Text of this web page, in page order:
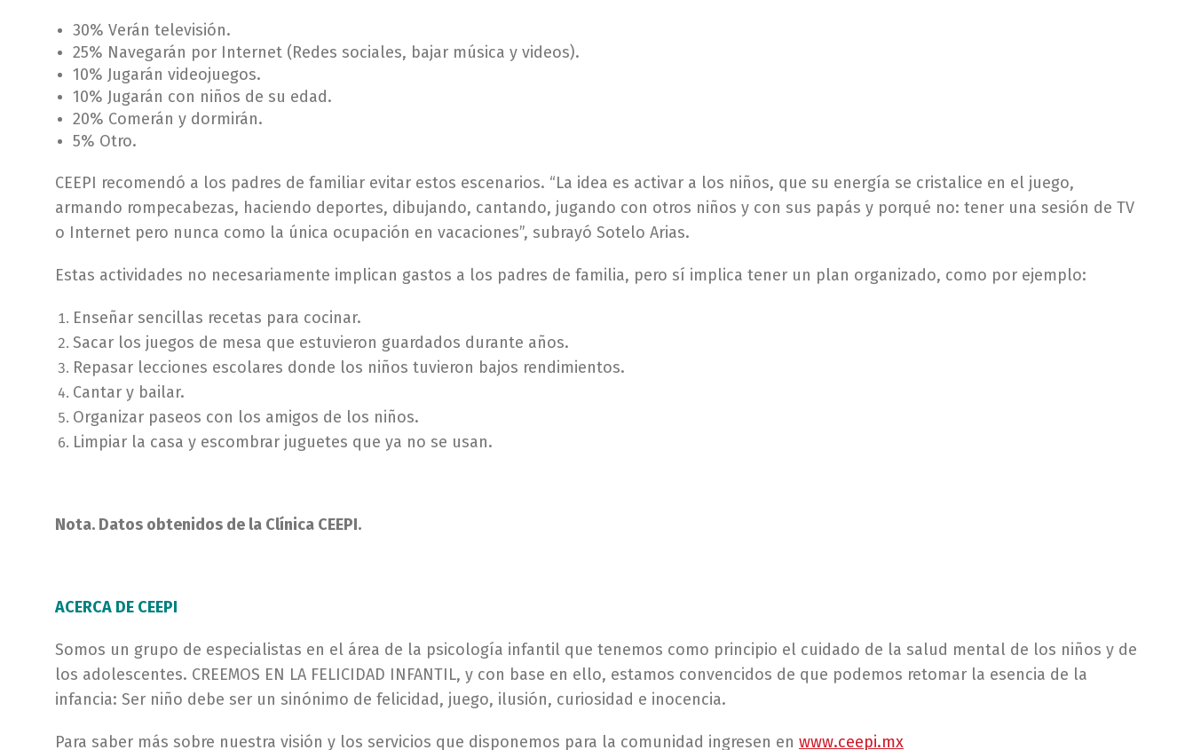
30% Verán televisión.
25% Navegarán por Internet (Redes sociales, bajar música y videos).
10% Jugarán videojuegos.
10% Jugarán con niños de su edad.
20% Comerán y dormirán.
5% Otro.
CEEPI recomendó a los padres de familiar evitar estos escenarios. “La idea es activar a los niños, que su energía se cristalice en el juego,
armando rompecabezas, haciendo deportes, dibujando, cantando, jugando con otros niños y con sus papás y porqué no: tener una sesión de TV
o Internet pero nunca como la única ocupación en vacaciones”, subrayó Sotelo Arias.
Estas actividades no necesariamente implican gastos a los padres de familia, pero sí implica tener un plan organizado, como por ejemplo:
Enseñar sencillas recetas para cocinar.
Sacar los juegos de mesa que estuvieron guardados durante años.
Repasar lecciones escolares donde los niños tuvieron bajos rendimientos.
Cantar y bailar.
Organizar paseos con los amigos de los niños.
Limpiar la casa y escombrar juguetes que ya no se usan.
Nota. Datos obtenidos de la Clínica CEEPI.
ACERCA DE CEEPI
Somos un grupo de especialistas en el área de la psicología infantil que tenemos como principio el cuidado de la salud mental de los niños y de
los adolescentes. CREEMOS EN LA FELICIDAD INFANTIL, y con base en ello, estamos convencidos de que podemos retomar la esencia de la
infancia: Ser niño debe ser un sinónimo de felicidad, juego, ilusión, curiosidad e inocencia.
Para saber más sobre nuestra visión y los servicios que disponemos para la comunidad ingresen en www.ceepi.mx